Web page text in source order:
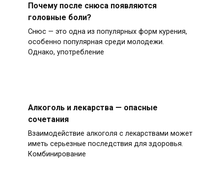
Почему после снюса появляются
головные боли?
Снюс — это одна из популярных форм курения,
особенно популярная среди молодежи.
Однако, употребление
Алкоголь и лекарства — опасные
сочетания
Взаимодействие алкоголя с лекарствами может
иметь серьезные последствия для здоровья.
Комбинирование